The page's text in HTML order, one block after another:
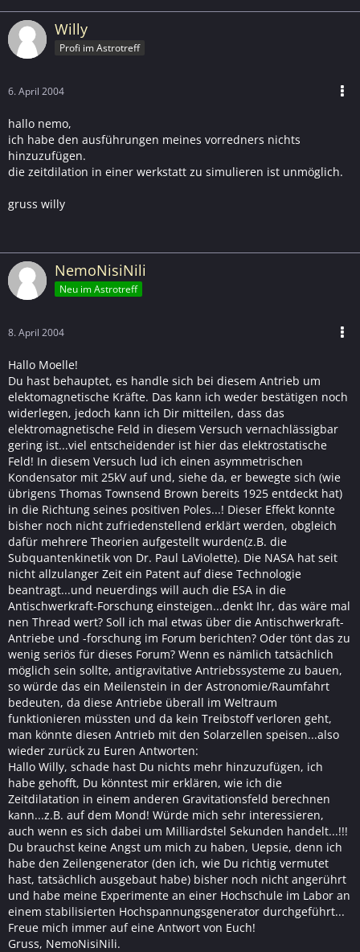
Willy
Profi im Astrotreff
6. April 2004
hallo nemo,
ich habe den ausführungen meines vorredners nichts
hinzuzufügen.
die zeitdilation in einer werkstatt zu simulieren ist unmöglich.
gruss willy
NemoNisiNili
Neu im Astrotreff
8. April 2004
Hallo Moelle!
Du hast behauptet, es handle sich bei diesem Antrieb um
elektomagnetische Kräfte. Das kann ich weder bestätigen noch
widerlegen, jedoch kann ich Dir mitteilen, dass das
elektromagnetische Feld in diesem Versuch vernachlässigbar
gering ist...viel entscheidender ist hier das elektrostatische
Feld! In diesem Versuch lud ich einen asymmetrischen
Kondensator mit 25kV auf und, siehe da, er bewegte sich (wie
übrigens Thomas Townsend Brown bereits 1925 entdeckt hat)
in die Richtung seines positiven Poles...! Dieser Effekt konnte
bisher noch nicht zufriedenstellend erklärt werden, obgleich
dafür mehrere Theorien aufgestellt wurden(z.B. die
Subquantenkinetik von Dr. Paul LaViolette). Die NASA hat seit
nicht allzulanger Zeit ein Patent auf diese Technologie
beantragt...und neuerdings will auch die ESA in die
Antischwerkraft-Forschung einsteigen...denkt Ihr, das wäre mal
nen Thread wert? Soll ich mal etwas über die Antischwerkraft-
Antriebe und -forschung im Forum berichten? Oder tönt das zu
wenig seriös für dieses Forum? Wenn es nämlich tatsächlich
möglich sein sollte, antigravitative Antriebssysteme zu bauen,
so würde das ein Meilenstein in der Astronomie/Raumfahrt
bedeuten, da diese Antriebe überall im Weltraum
funktionieren müssten und da kein Treibstoff verloren geht,
man könnte diesen Antrieb mit den Solarzellen speisen...also
wieder zurück zu Euren Antworten:
Hallo Willy, schade hast Du nichts mehr hinzuzufügen, ich
habe gehofft, Du könntest mir erklären, wie ich die
Zeitdilatation in einem anderen Gravitationsfeld berechnen
kann...z.B. auf dem Mond! Würde mich sehr interessieren,
auch wenn es sich dabei um Milliardstel Sekunden handelt...!!!
Du brauchst keine Angst um mich zu haben, Uepsie, denn ich
habe den Zeilengenerator (den ich, wie Du richtig vermutet
hast, tatsächlich ausgebaut habe) bisher noch nicht angerührt
und habe meine Experimente an einer Hochschule im Labor an
einem stabilisierten Hochspannungsgenerator durchgeführt...
Freue mich immer auf eine Antwort von Euch!
Gruss, NemoNisiNili.